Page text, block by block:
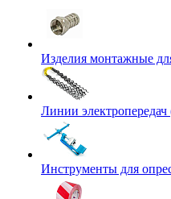
Изделия монтажные
Линии
Инструменты для